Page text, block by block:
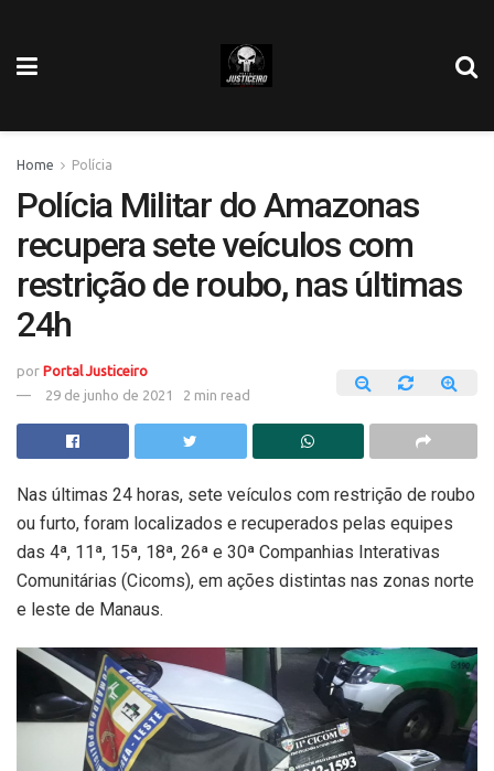
Home Polícia
Polícia Militar do Amazonas
recupera sete veículos com
restrição de roubo, nas últimas
24h
por Portal Justiceiro
29 de junho de 2021
2 min read
Nas últimas 24 horas, sete veículos com restrição de roubo
ou furto, foram localizados e recuperados pelas equipes
das 4ª, 11ª, 15ª, 18ª, 26ª e 30ª Companhias Interativas
Comunitárias (Cicoms), em ações distintas nas zonas norte
e leste de Manaus.